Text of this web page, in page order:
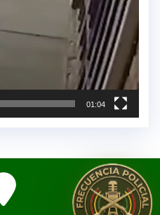
01:04